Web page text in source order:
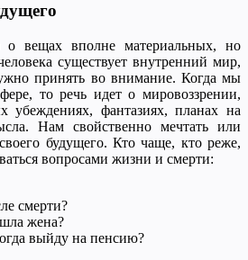
вещах вполне материальных, но
существует внутренний мир,
принять во внимание. Когда мы
то речь идет о мировоззрении,
убеждениях, фантазиях, планах на
Нам свойственно мечтать или
будущего. Кто чаще, кто реже,
вопросами жизни и смерти:
смерти?
жена?
выйду на пенсию?